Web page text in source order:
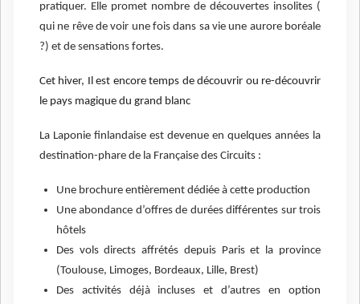
pratiquer. Elle promet nombre de découvertes insolites (
qui ne rêve de voir une fois dans sa vie une aurore boréale
?) et de sensations fortes.
Cet hiver, Il est encore temps de découvrir ou re-découvrir
le pays magique du grand blanc
La Laponie finlandaise est devenue en quelques années la
destination-phare de la Française des Circuits :
Une brochure entièrement dédiée à cette production
Une abondance d’offres de durées différentes sur trois
hôtels
Des vols directs affrétés depuis Paris et la province
(Toulouse, Limoges, Bordeaux, Lille, Brest)
Des activités déjà incluses et d’autres en option